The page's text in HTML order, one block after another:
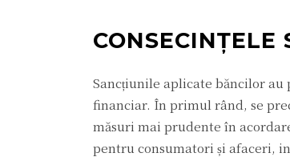
Sancțiunile aplicate băncilor au
financiar. În primul rând, se
măsuri mai prudente în
pentru consumatori și afaceri,